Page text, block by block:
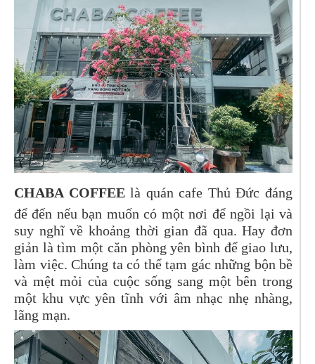
CHABA COFFEElà quán cafe Thủ Đức đáng
để đến nếu bạn muốn có một nơi để ngồi lại và
suy nghĩ về khoảng thời gian đã qua. Hay đơn
giản là tìm một căn phòng yên bình để giao lưu,
làm việc. Chúng ta có thể tạm gác những bộn bề
và mệt mỏi của cuộc sống sang một bên trong
một khu vực yên tĩnh với âm nhạc nhẹ nhàng,
lãng mạn.